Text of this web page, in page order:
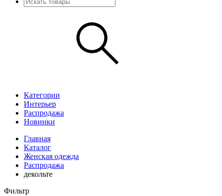
Категории
Интерьер
Распродажа
Новинки
Главная
Каталог
Женская одежда
Распродажа
декольте
Фильтр